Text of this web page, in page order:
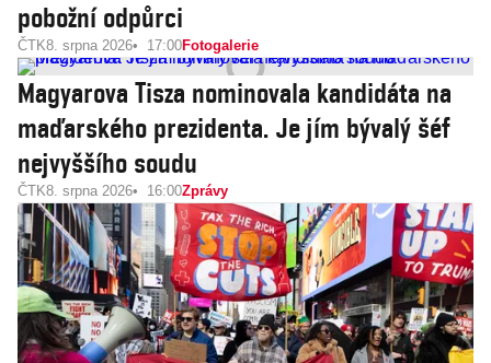
pobožní odpůrci
ČTK8. srpna 2026 17:00Fotogalerie
Magyarova Tisza nominovala kandidáta na
maďarského prezidenta. Je jím bývalý šéf
nejvyššího soudu
ČTK8. srpna 2026 16:00Zprávy